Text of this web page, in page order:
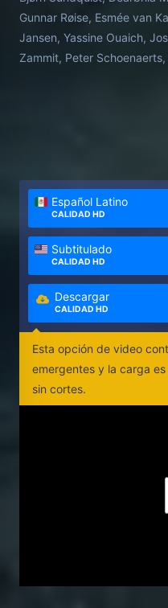
Gunnar Røise, Esmée van
Jansen, Yassine Ouaich,
Zammit, Peter
Español Latino
CALIDAD HD
Subtitulado
CALIDAD HD
Descargar
CALIDAD HD
Esta opción de video
emergentes y la carga
sin cortes.